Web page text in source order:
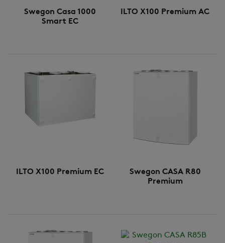
Swegon Casa 1000
Smart EC
ILTO X100 Premium AC
ILTO X100 Premium EC
Swegon CASA R80
Premium